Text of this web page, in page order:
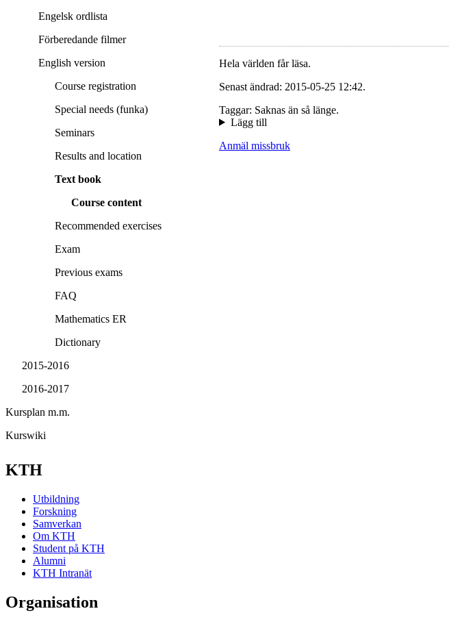
Hela världen får läsa.
Senast ändrad: 2015-05-25 12:42.
Taggar: Saknas än så länge.
Lägg till
Anmäl missbruk
Engelsk ordlista
Förberedande filmer
English version
Course registration
Special needs (funka)
Seminars
Results and location
Text book
Course content
Recommended exercises
Exam
Previous exams
FAQ
Mathematics ER
Dictionary
2015-2016
2016-2017
Kursplan m.m.
Kurswiki
KTH
Utbildning
Forskning
Samverkan
Om KTH
Student på KTH
Alumni
KTH Intranät
Organisation